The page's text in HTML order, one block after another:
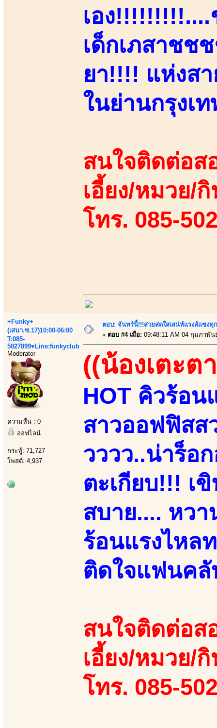
เอง!!!!!!!!!....
เด็กเภสาชช
ยา!!!! แห่งส
ในย่านกรุงเ
สนใจติดต่อส
เอี้ยง/หมวย/
โทร. 085-
+Funky+
(เสนา.ซ.17)10:00-06:00
T:085-
5027899♥Line:funkyclub
Moderator
ความหื่น : 0
ออฟไลน์
กระทู้: 71,727
โพสต์: 4,937
ตอบ: จันทร์นี้!!!สวยสดใสเสน่ห์แรงส์แซงทุ
« ตอบ #4 เมื่อ: 09:48:11 AM 04 กุมภาพัน
((น้องเตะต
HOT คิวร้อน
สาวออฟฟิสส
วววว..น่าร็อ
ตะเกียบ!!! เ
สบาย.... หว
ร้อนแรงไหล
ติดใจแฟนคลั
สนใจติดต่อส
เอี้ยง/หมวย/
โทร. 085-